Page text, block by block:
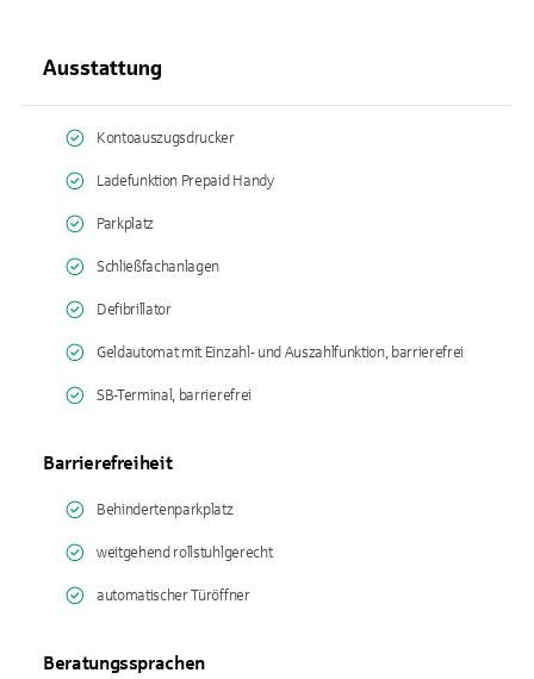
Ausstattung
Kontoauszugsdrucker
Ladefunktion Prepaid Handy
Parkplatz
Schließfachanlagen
Defibrillator
Geldautomat mit Einzahl- und Auszahlfunktion, barrierefrei
SB-Terminal, barrierefrei
Barrierefreiheit
Behindertenparkplatz
weitgehend rollstuhlgerecht
automatischer Türöffner
Beratungssprachen